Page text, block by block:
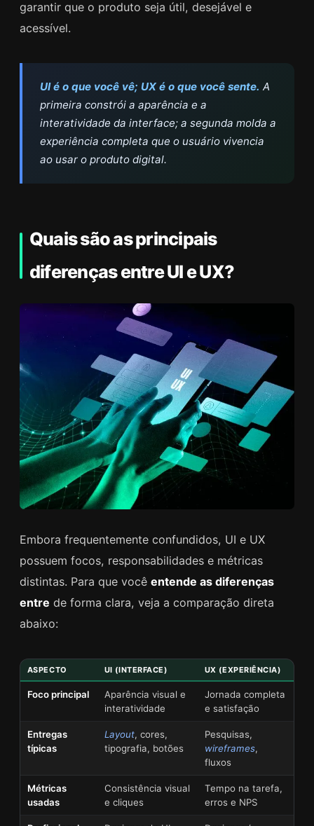
garantir que o produto seja útil, desejável e
acessível.
UI é o que você vê; UX é o que você sente. A
primeira constrói a aparência e a
interatividade da interface; a segunda molda a
experiência completa que o usuário vivencia
ao usar o produto digital.
Quais são as principais
diferenças entre UI e UX?
Embora frequentemente confundidos, UI e UX
possuem focos, responsabilidades e métricas
distintas. Para que você entende as diferenças
entre de forma clara, veja a comparação direta
abaixo:
ASPECTO UI (INTERFACE) UX (EXPERIÊNCIA)
Foco principal
Aparência visual e
interatividade
Jornada completa
e satisfação
Entregas
típicas
Layout, cores,
tipografia, botões
Pesquisas,
wireframes,
fluxos
Métricas
usadas
Consistência visual
e cliques
Tempo na tarefa,
erros e NPS